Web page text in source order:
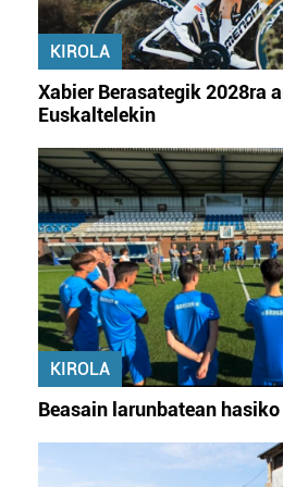
fitxategiak erabiltzen ditu. Zure
zerbitzuak hobetzeko asmoz,
baliatzen gara. Ohar hau onartuz
erabiltzeko baimen esplizitua
KIROLA
Xabier Berasategik 2028ra
Euskaltelekin
KIROLA
Beasain larunbatean